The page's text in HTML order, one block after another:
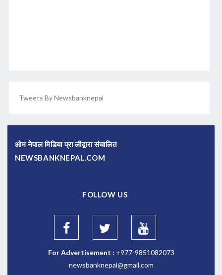
Tweets By Newsbanknepal
ओम नेपाल मिडिया प्रा लीद्वारा संचालित
NEWSBANKNEPAL.COM
FOLLOW US
For Advertisement : +977-9851082073
newsbanknepal@gmail.com